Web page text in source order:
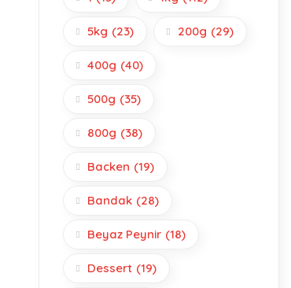
5kg (23) 200g (29)
400g (40)
500g (35)
800g (38)
Backen (19)
Bandak (28)
Beyaz Peynir (18)
Dessert (19)